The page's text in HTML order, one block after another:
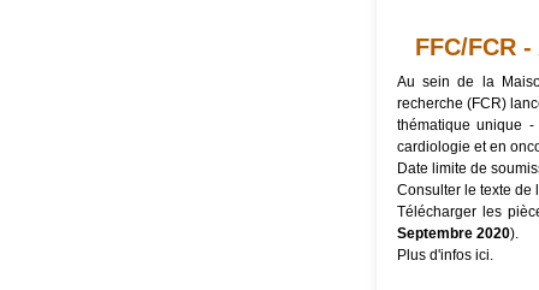
FFC/FCR
Au sein de la
recherche (FCR)
thématique unique
cardiologie et en
Date limite de
Consulter le texte de
Télécharger les
Septembre 2020).
Plus d'infos ici.